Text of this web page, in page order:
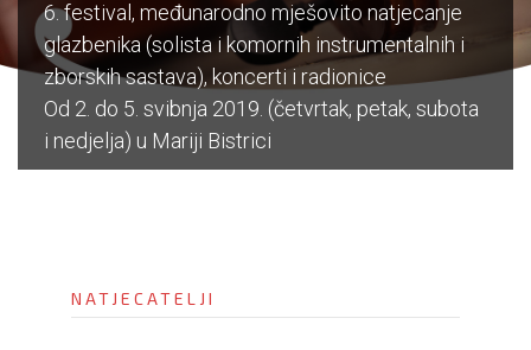
g
i
6. festival, međunarodno mješovito natjecanje
glazbenika (solista i komornih instrumentalnih i
zborskih sastava), koncerti i radionice
Od 2. do 5. svibnja 2019. (četvrtak, petak, subota
i nedjelja) u Mariji Bistrici
NATJECATELJI